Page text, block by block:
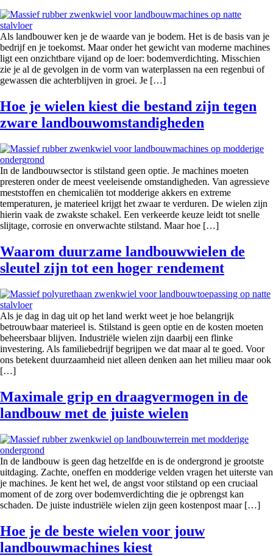
Als landbouwer ken je de waarde van je bodem. Het is de basis van je
bedrijf en je toekomst. Maar onder het gewicht van moderne machines
ligt een onzichtbare vijand op de loer: bodemverdichting. Misschien
zie je al de gevolgen in de vorm van waterplassen na een regenbui of
gewassen die achterblijven in groei. Je […]
Hoe je wielen kiest die bestand zijn tegen
zware landbouwomstandigheden
In de landbouwsector is stilstand geen optie. Je machines moeten
presteren onder de meest veeleisende omstandigheden. Van agressieve
meststoffen en chemicaliën tot modderige akkers en extreme
temperaturen, je materieel krijgt het zwaar te verduren. De wielen zijn
hierin vaak de zwakste schakel. Een verkeerde keuze leidt tot snelle
slijtage, corrosie en onverwachte stilstand. Maar hoe […]
Waarom duurzame landbouwwielen de
sleutel zijn tot een hoger rendement
Als je dag in dag uit op het land werkt weet je hoe belangrijk
betrouwbaar materieel is. Stilstand is geen optie en de kosten moeten
beheersbaar blijven. Industriële wielen zijn daarbij een flinke
investering. Als familiebedrijf begrijpen we dat maar al te goed. Voor
ons betekent duurzaamheid niet alleen denken aan het milieu maar ook
[…]
Maximale grip en draagvermogen in de
landbouw met de juiste wielen
In de landbouw is geen dag hetzelfde en is de ondergrond je grootste
uitdaging. Zachte, oneffen en modderige velden vragen het uiterste van
je machines. Je kent het wel, de angst voor stilstand op een cruciaal
moment of de zorg over bodemverdichting die je opbrengst kan
schaden. De juiste industriële wielen zijn geen kostenpost maar […]
Hoe je de beste wielen voor jouw
landbouwmachines kiest